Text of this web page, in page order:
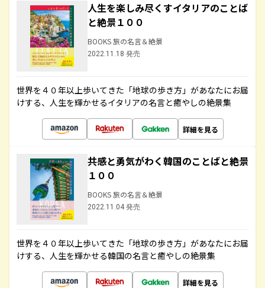
人生を楽しみ尽くすイタリアのことば
と絶景１００
BOOKS 旅の名言＆絶景
2022.11.18 発売
世界を４０年以上歩いてきた「地球の歩き方」があなたにお届
けする、人生を輝かせるイタリアの名言と癒やしの絶景集
詳細を見る
共感と勇気がわく韓国のことばと絶景
１００
BOOKS 旅の名言＆絶景
2022.11.04 発売
世界を４０年以上歩いてきた「地球の歩き方」があなたにお届
けする、人生を輝かせる韓国の名言と癒やしの絶景集
詳細を見る